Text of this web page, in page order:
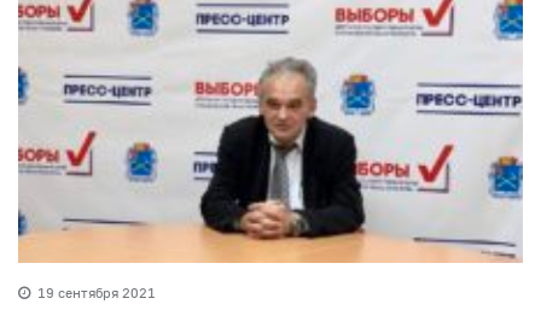
19 сентября 2021